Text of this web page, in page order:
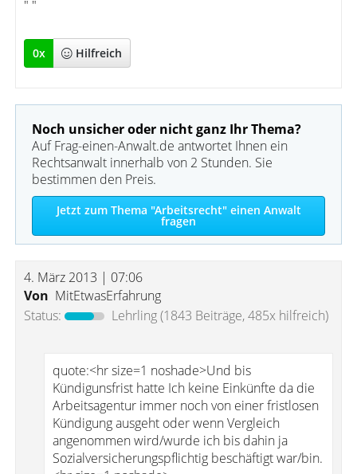
" "
0x Hilfreich
Noch unsicher oder nicht ganz Ihr Thema?
Auf Frag-einen-Anwalt.de antwortet Ihnen ein
Rechtsanwalt innerhalb von 2 Stunden. Sie
bestimmen den Preis.
Jetzt zum Thema "Arbeitsrecht" einen Anwalt
fragen
4. März 2013 | 07:06
Von MitEtwasErfahrung
Status:
Lehrling(1843 Beiträge, 485x hilfreich)
quote:<hr size=1 noshade>Und bis
Kündigunsfrist hatte Ich keine Einkünfte da die
Arbeitsagentur immer noch von einer fristlosen
Kündigung ausgeht oder wenn Vergleich
angenommen wird/wurde ich bis dahin ja
Sozialversicherungspflichtig beschäftigt war/bin.